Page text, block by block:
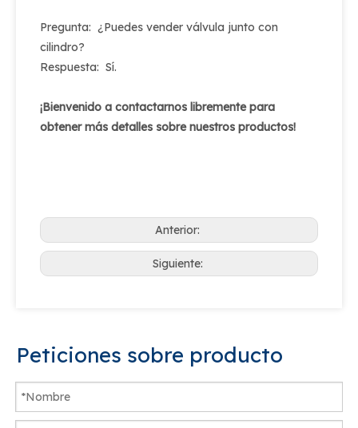
Pregunta: ¿Puedes vender válvula junto con
cilindro?
Respuesta: Sí.
¡Bienvenido a contactarnos libremente para
obtener más detalles sobre nuestros productos!
Anterior:
Siguiente:
Peticiones sobre producto